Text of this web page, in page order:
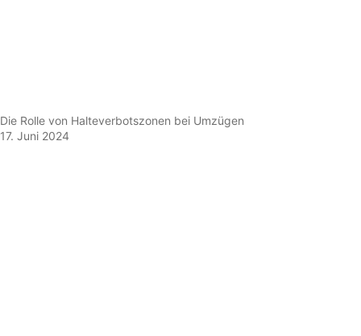
Die Rolle von Halteverbotszonen bei Umzügen
17. Juni 2024